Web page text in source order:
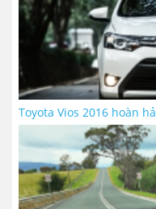
Toyota Vios 2016 hoàn